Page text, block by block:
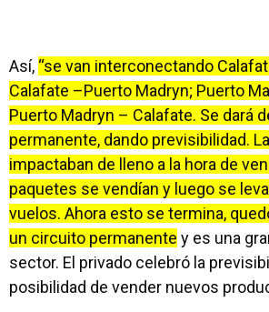
Así, “se van interconectando
Calafate –Puerto Madryn; Puerto
Puerto Madryn – Calafate. Se dará
permanente, dando previsibilidad.
impactaban de lleno a la hora de
paquetes se vendían y luego se
vuelos. Ahora esto se termina,
un circuito permanente y es una
sector. El privado celebró la
posibilidad de vender nuevos